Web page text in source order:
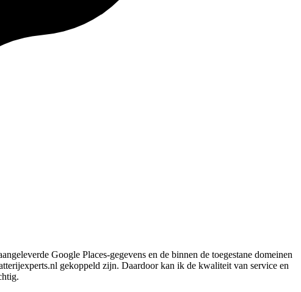
Google Places-gegevens en de binnen de toegestane domeinen
gekoppeld zijn. Daardoor kan ik de kwaliteit van service en